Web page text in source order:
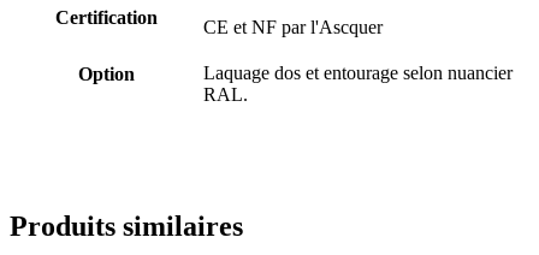
Certification
CE et NF par l'Ascquer
Option
Laquage dos et entourage selon nuancier
RAL.
Produits similaires